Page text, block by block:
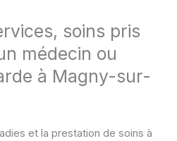
soins pris
médecin ou
à Magny-sur-
et la prestation de soins à